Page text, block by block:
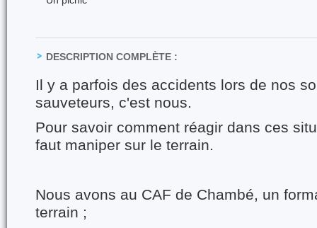
DESCRIPTION COMPLÈTE :
Il y a parfois des accidents lors de nos
sauveteurs, c'est nous.
Pour savoir comment réagir dans ces
faut maniper sur le terrain.
Nous avons au CAF de Chambé, un
terrain ;